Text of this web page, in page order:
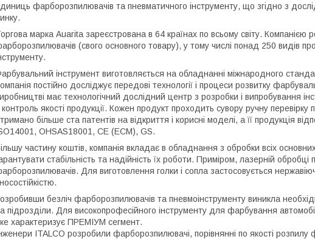
фарборозпилювачів та пневматичного інструменту, що згідно з
марка Auarita зареєстрована в 64 країнах по всьому світу. Компанією
(свого основного товару), у тому числі понад 250 видів
інструмент виготовляється на обладнанні міжнародного
постійно досліджує передові технології і процеси розвитку
має технологічний дослідний центр з розробки і випробування
контроль якості продукції. Кожен продукт проходить сувору ручну
більше ста патентів на відкриття і корисні моделі, а її продукція
OHSAS18001, CE (ECM), GS.
частину коштів, компанія вкладає в обладнання з обробки всіх
стабільність та надійність їх роботи. Приміром, лазерній обробці
Для виготовлення голки і сопла застосовується
безліч фарборозпилювачів та пневмоінструменту виникла
підрозділи. Для високопрофесійного інструменту для фарбування
характеризує ПРЕМІУМ сегмент.
ITALCO розробили фарборозпилювачі, порівнянні по якості